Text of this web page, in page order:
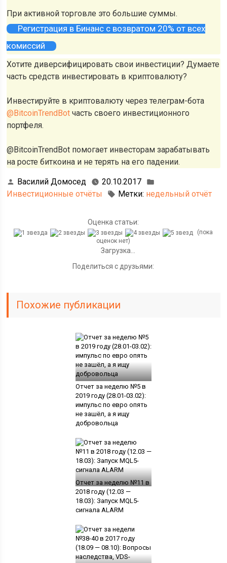
При активной торговле это большие суммы.
Регистрация в Бинанс с возвратом 20% от всех
комиссий
Хотите диверсифицировать свои инвестиции? Думаете
часть средств инвестировать в криптовалюту?
Инвестируйте в криптовалюту через телеграм-бота
@BitcoinTrendBot часть своего инвестиционного
портфеля.
@BitcoinTrendBot помогает инвесторам зарабатывать
на росте биткоина и не терять на его падении.
Василий Домосед
20.10.2017
Инвестиционные отчёты
Метки: недельный отчёт
Оценка статьи:
(пока
оценок нет)
Загрузка...
Поделиться с друзьями:
Похожие публикации
Отчет за неделю №5 в
2019 году (28.01-03.02):
импульс по евро опять
не зашёл, а я ищу
добровольца
Отчет за неделю №11 в
2018 году (12.03 —
18.03): Запуск MQL5-
сигнала ALARM